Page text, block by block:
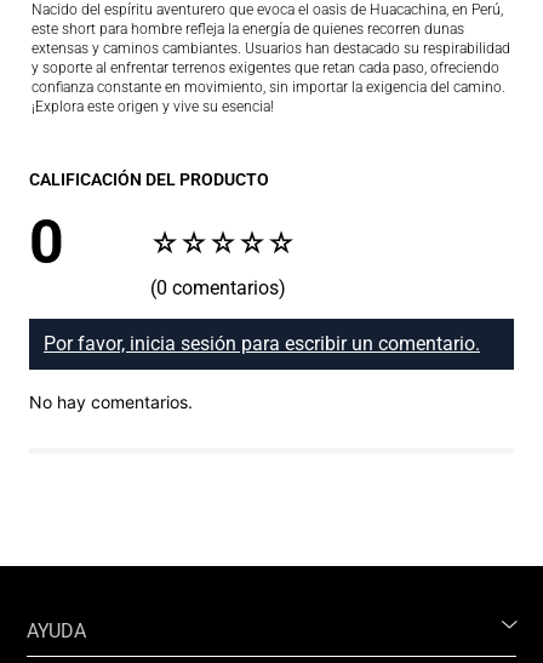
Nacido del espíritu aventurero que evoca el oasis de Huacachina, en Perú,
este short para hombre refleja la energía de quienes recorren dunas
extensas y caminos cambiantes. Usuarios han destacado su respirabilidad
y soporte al enfrentar terrenos exigentes que retan cada paso, ofreciendo
confianza constante en movimiento, sin importar la exigencia del camino.
¡Explora este origen y vive su esencia!
CALIFICACIÓN DEL PRODUCTO
☆☆☆☆☆
0
(0 comentarios)
Por favor, inicia sesión para escribir un comentario.
No hay comentarios.
AYUDA